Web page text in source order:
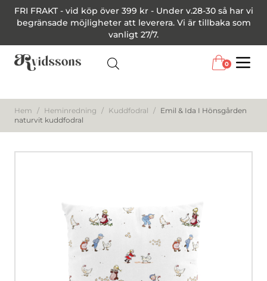
FRI FRAKT - vid köp över 399 kr - Under v.28-30 så har vi
begränsade möjligheter att leverera. Vi är tillbaka som
vanligt 27/7.
0
Hem / Heminredning / Kuddfodral / Emil & Ida I Hönsgården
naturvit kuddfodral